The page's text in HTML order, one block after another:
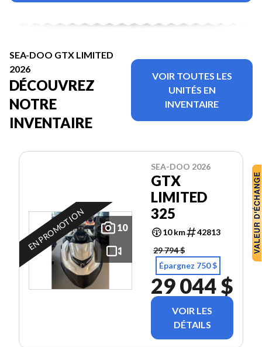
SEA-DOO GTX LIMITED
2026
DÉCOUVREZ
NOTRE
INVENTAIRE
VOIR TOUTES LES
UNITÉS EN
INVENTAIRE
10
EN PROMOTION
SEA-DOO 2026
GTX
LIMITED
325
10 km
42813
29 794 $
Épargnez 750 $
29 044 $
VOIR LES
DÉTAILS